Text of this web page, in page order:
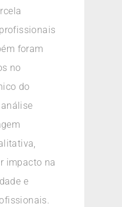
foram
no
do
análise
impacto na
e